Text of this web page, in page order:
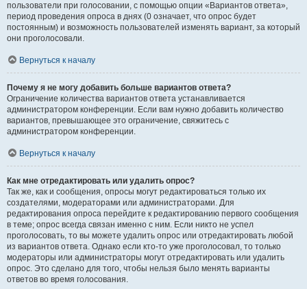
пользователи при голосовании, с помощью опции «Вариантов ответа»,
период проведения опроса в днях (0 означает, что опрос будет
постоянным) и возможность пользователей изменять вариант, за который
они проголосовали.
Вернуться к началу
Почему я не могу добавить больше вариантов ответа?
Ограничение количества вариантов ответа устанавливается
администратором конференции. Если вам нужно добавить количество
вариантов, превышающее это ограничение, свяжитесь с
администратором конференции.
Вернуться к началу
Как мне отредактировать или удалить опрос?
Так же, как и сообщения, опросы могут редактироваться только их
создателями, модераторами или администраторами. Для
редактирования опроса перейдите к редактированию первого сообщения
в теме; опрос всегда связан именно с ним. Если никто не успел
проголосовать, то вы можете удалить опрос или отредактировать любой
из вариантов ответа. Однако если кто-то уже проголосовал, то только
модераторы или администраторы могут отредактировать или удалить
опрос. Это сделано для того, чтобы нельзя было менять варианты
ответов во время голосования.